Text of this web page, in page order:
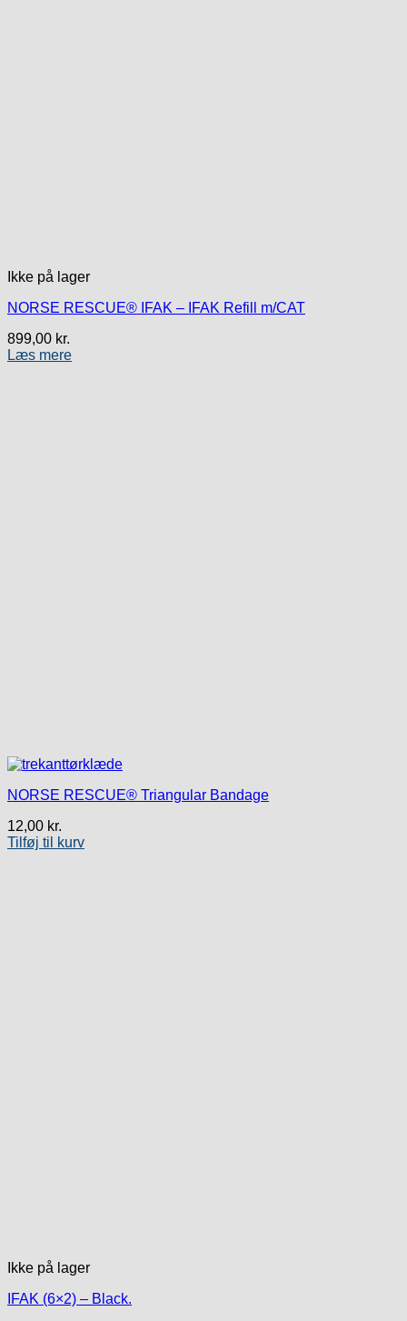
Ikke på lager
NORSE RESCUE® IFAK – IFAK Refill m/CAT
899,00 kr.
Læs mere
NORSE RESCUE® Triangular Bandage
12,00 kr.
Tilføj til kurv
Ikke på lager
IFAK (6×2) – Black.